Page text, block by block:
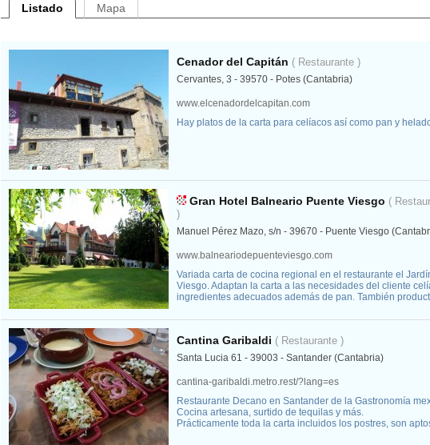
Listado Mapa
Cenador del Capitán ( Restaurante )
Cervantes, 3 - 39570 - Potes (Cantabria)
www.elcenadordelcapitan.com
Hay platos de la carta para celíacos así como pan y
Gran Hotel Balneario Puente Viesgo (
)
Manuel Pérez Mazo, s/n - 39670 - Puente Viesgo
www.balneariodepuenteviesgo.com
Variada carta de cocina regional en el restaurante el
Viesgo. Adaptan la carta a las necesidades del cliente
ingredientes adecuados además de pan. También
Cantina Garibaldi ( Restaurante )
Santa Lucia 61 - 39003 - Santander (Cantabria)
cantina-garibaldi.metro.rest/?lang=es
Restaurante Decano en Santander de la Gastronomía
Cocina artesana, surtido de tequilas y más.
Prácticamente toda la carta incluidos los postres, son